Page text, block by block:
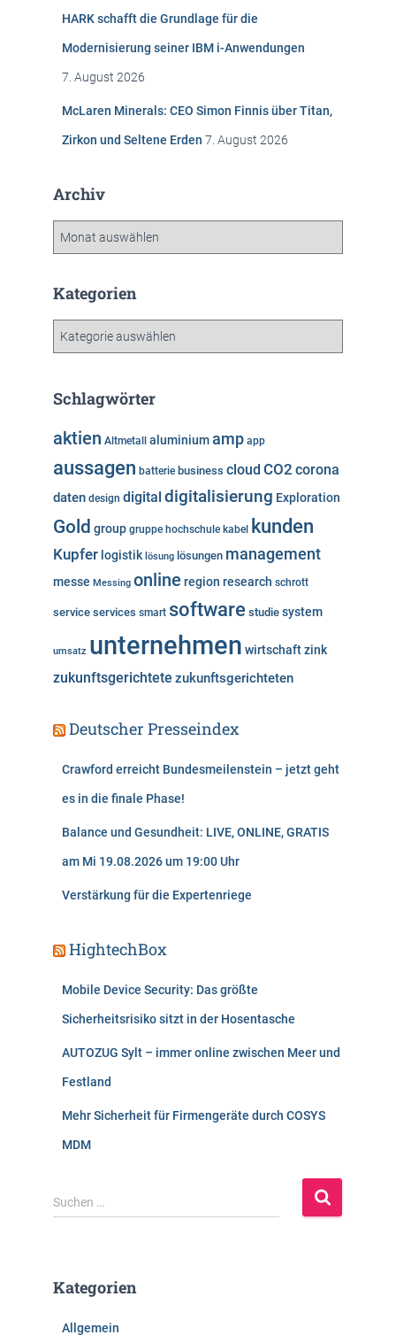
HARK schafft die Grundlage für die
Modernisierung seiner IBM i-Anwendungen
7. August 2026
McLaren Minerals: CEO Simon Finnis über Titan,
Zirkon und Seltene Erden 7. August 2026
Archiv
h
Kategorien
g
r
i
n
Schlagwörter
aktien Altmetall aluminiumamp app
aussagen batterie business cloud CO2 corona
daten design digital digitalisierung Exploration
Gold group gruppe hochschule kabel kunden
Kupfer logistik lösung lösungen management
messe Messing online region research schrott
service services smart software studie system
umsatz unternehmen wirtschaftzink
zukunftsgerichtete zukunftsgerichteten
Deutscher Presseindex
Crawford erreicht Bundesmeilenstein – jetzt geht
es in die finale Phase!
Balance und Gesundheit: LIVE, ONLINE, GRATIS
am Mi 19.08.2026 um 19:00 Uhr
Verstärkung für die Expertenriege
HightechBox
Mobile Device Security: Das größte
Sicherheitsrisiko sitzt in der Hosentasche
AUTOZUG Sylt – immer online zwischen Meer und
Festland
Mehr Sicherheit für Firmengeräte durch COSYS
MDM
S
u
n
Suchen …
Kategorien
Allgemein